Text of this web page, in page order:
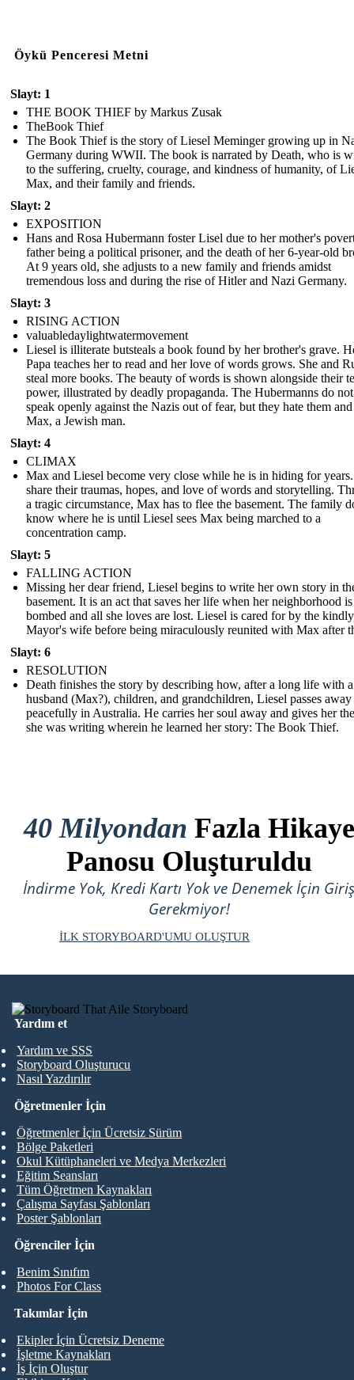
Öykü Penceresi Metni
Slayt: 1
THE BOOK THIEF by Markus Zusak
TheBook Thief
The Book Thief is the story of Liesel Meminger growing up in
Germany during WWII. The book is narrated by Death, who is
to the suffering, cruelty, courage, and kindness of humanity, of
Max, and their family and friends.
Slayt: 2
EXPOSITION
Hans and Rosa Hubermann foster Lisel due to her mother's
father being a political prisoner, and the death of her 6-year-old
At 9 years old, she adjusts to a new family and friends amidst
tremendous loss and during the rise of Hitler and Nazi Germany.
Slayt: 3
RISING ACTION
valuabledaylightwatermovement
Liesel is illiterate butsteals a book found by her brother's grave.
Papa teaches her to read and her love of words grows. She and
steal more books. The beauty of words is shown alongside their
power, illustrated by deadly propaganda. The Hubermanns do
speak openly against the Nazis out of fear, but they hate them
Max, a Jewish man.
Slayt: 4
CLIMAX
Max and Liesel become very close while he is in hiding for
share their traumas, hopes, and love of words and storytelling.
a tragic circumstance, Max has to flee the basement. The family
know where he is until Liesel sees Max being marched to a
concentration camp.
Slayt: 5
FALLING ACTION
Missing her dear friend, Liesel begins to write her own story in
basement. It is an act that saves her life when her neighborhood is
bombed and all she loves are lost. Liesel is cared for by the kindly
Mayor's wife before being miraculously reunited with Max after
Slayt: 6
RESOLUTION
Death finishes the story by describing how, after a long life with a
husband (Max?), children, and grandchildren, Liesel passes away
peacefully in Australia. He carries her soul away and gives her
she was writing wherein he learned her story: The Book Thief.
40 Milyondan Fazla Hikaye
Panosu Oluşturuldu
İndirme Yok, Kredi Kartı Yok ve Denemek İçin Giriş
Gerekmiyor!
İLK STORYBOARD'UMU OLUŞTUR
Yardım et
Yardım ve SSS
Storyboard Oluşturucu
Nasıl Yazdırılır
Öğrenciler İçin
Benim Sınıfım
Photos For Class
Öğretmenler İçin
Öğretmenler İçin Ücretsiz Sürüm
Bölge Paketleri
Okul Kütüphaneleri ve Medya Merkezleri
Eğitim Seansları
Tüm Öğretmen Kaynakları
Çalışma Sayfası Şablonları
Poster Şablonları
Takımlar İçin
Ekipler İçin Ücretsiz Deneme
İşletme Kaynakları
İş İçin Oluştur